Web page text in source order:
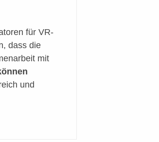
für VR-
dass die
mit
und